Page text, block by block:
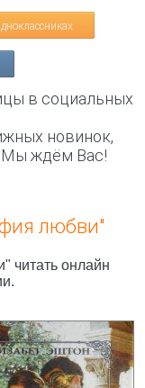
в социальных
новинок,
Мы ждём Вас!
любви"
читать онлайн